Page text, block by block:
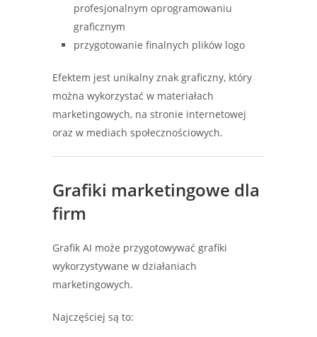
profesjonalnym oprogramowaniu
graficznym
przygotowanie finalnych plików logo
Efektem jest unikalny znak graficzny, który
można wykorzystać w materiałach
marketingowych, na stronie internetowej
oraz w mediach społecznościowych.
Grafiki marketingowe dla
firm
Grafik AI może przygotowywać grafiki
wykorzystywane w działaniach
marketingowych.
Najczęściej są to: